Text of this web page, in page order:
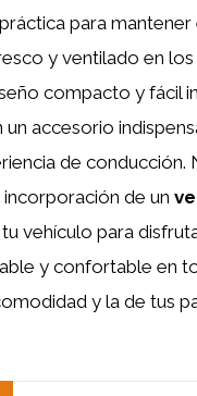
para mantener
y ventilado en los
compacto y fácil
accesorio
de conducción.
de un
vehículo para
y confortable en
y la de tus